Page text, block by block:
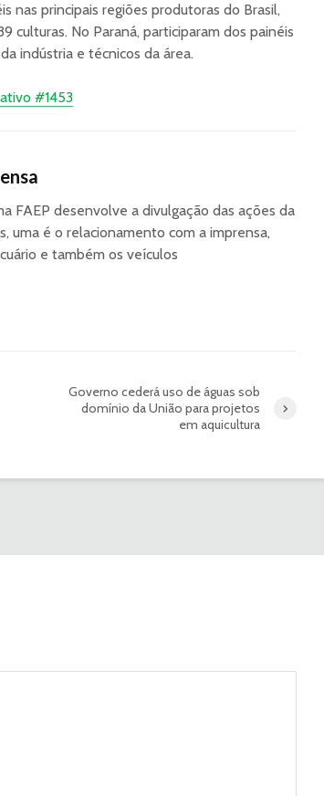
nas principais regiões produtoras do Brasil,
culturas. No Paraná, participaram dos painéis
indústria e técnicos da área.
#1453
FAEP desenvolve a divulgação das ações da
uma é o relacionamento com a imprensa,
e também os veículos
Governo cederá uso de águas sob
domínio da União para projetos
em aquicultura